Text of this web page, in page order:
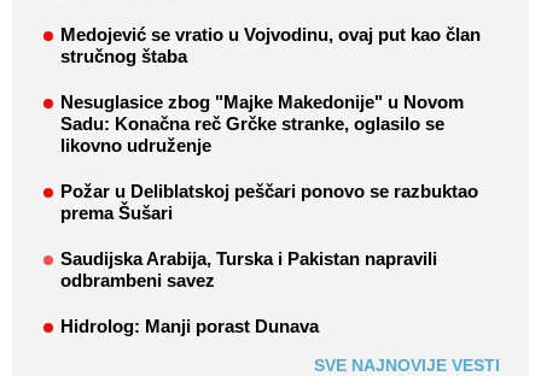
Medojević se vratio u Vojvodinu, ovaj put kao član
stručnog štaba
Nesuglasice zbog "Majke Makedonije" u Novom
Sadu: Konačna reč Grčke stranke, oglasilo se
likovno udruženje
Požar u Deliblatskoj peščari ponovo se razbuktao
prema Šušari
Saudijska Arabija, Turska i Pakistan napravili
odbrambeni savez
Hidrolog: Manji porast Dunava
SVE NAJNOVIJE VESTI